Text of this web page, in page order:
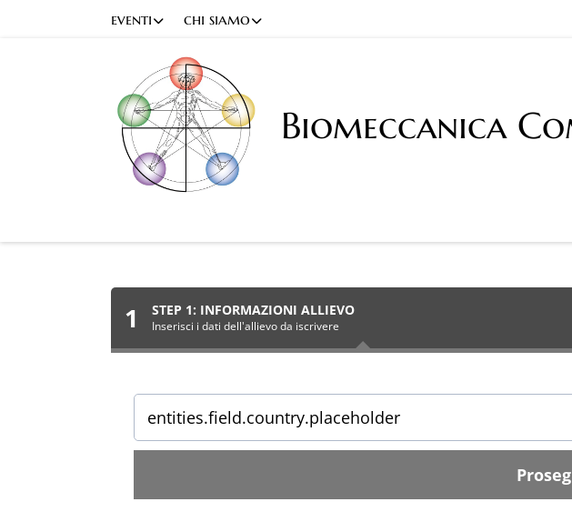
eventi chi siamo
Biomeccanica
1 STEP 1: INFORMAZIONI ALLIEVO
Inserisci i dati dell'allievo da iscrivere